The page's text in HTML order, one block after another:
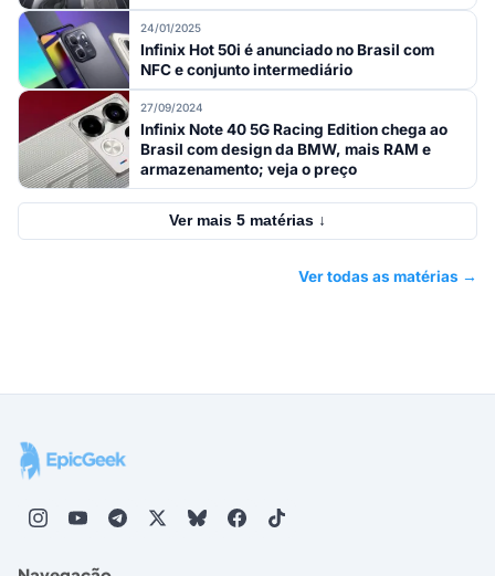
24/01/2025
Infinix Hot 50i é anunciado no Brasil com
NFC e conjunto intermediário
27/09/2024
Infinix Note 40 5G Racing Edition chega ao
Brasil com design da BMW, mais RAM e
armazenamento; veja o preço
Ver mais 5 matérias ↓
Ver todas as matérias →